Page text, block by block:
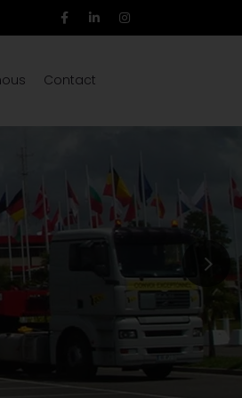
Contact